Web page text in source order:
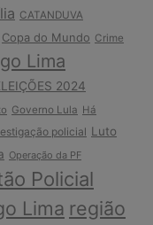
CATANDUVA
Copa do Mundo Crime
Lima
2024
Governo Lula Há
policial Luto
Operação da PF
Policial
Lima região